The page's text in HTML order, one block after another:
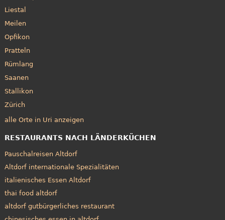
Liestal
Meilen
Opfikon
Pratteln
Rümlang
Saanen
Stallikon
Zürich
alle Orte in Uri anzeigen
RESTAURANTS NACH LÄNDERKÜCHEN
Pauschalreisen Altdorf
Altdorf internationale Spezialitäten
italienisches Essen Altdorf
thai food altdorf
altdorf gutbürgerliches restaurant